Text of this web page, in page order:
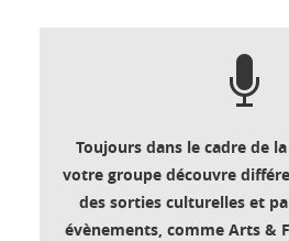
Toujours dans le cadre de
votre groupe découvre
des sorties culturelles et
évènements, comme Arts &